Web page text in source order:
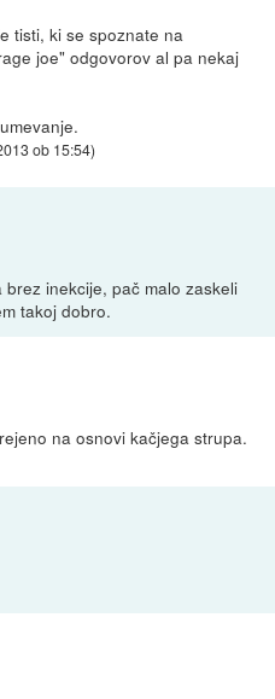
tisti, ki se spoznate na
joe" odgovorov al pa nekaj
ob 15:54)
inekcije, pač malo zaskeli
takoj dobro.
na osnovi kačjega strupa.